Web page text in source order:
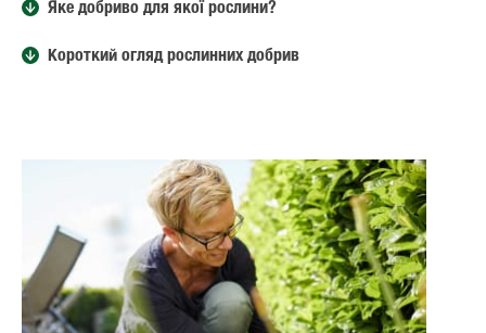
Яке добриво для якої рослини?
Короткий огляд рослинних добрив